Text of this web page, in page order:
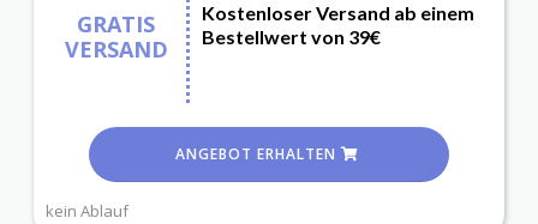
GRATIS
VERSAND
Kostenloser Versand ab einem
Bestellwert von 39€
ANGEBOT ERHALTEN
kein Ablauf